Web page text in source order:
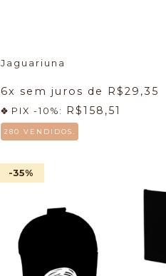
Jaguariuna
6x sem juros de R$29,35
PIX -10%: R$158,51
280 VENDIDOS.
-35%